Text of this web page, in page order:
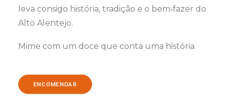
leva consigo história, tradição e o bem‑fazer do
Alto Alentejo.
Mime com um doce que conta uma história
ENCOMENDAR